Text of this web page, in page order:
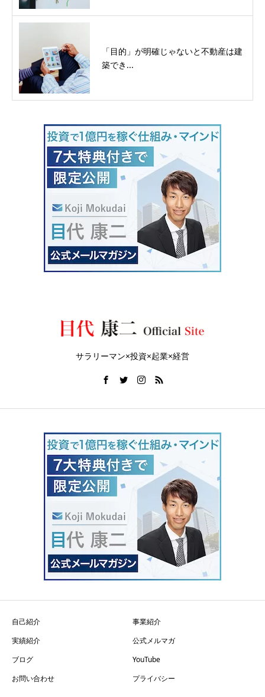
「目的」が明確じゃないと不動産は建
築でき...
サラリーマン×投資×起業×経営
自己紹介
事業紹介
実績紹介
公式メルマガ
ブログ
YouTube
お問い合わせ
プライバシー